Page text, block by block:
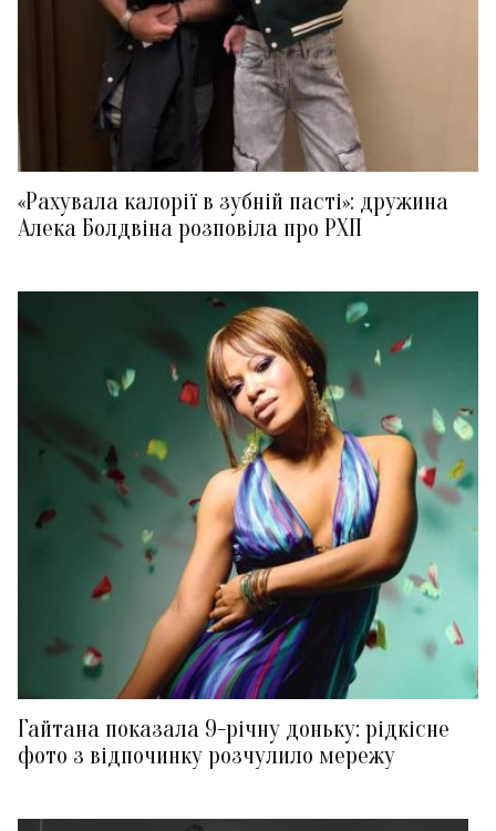
«Рахувала калорії в зубній пасті»: дружина
Алека Болдвіна розповіла про РХП
Гайтана показала 9-річну доньку: рідкісне
фото з відпочинку розчулило мережу